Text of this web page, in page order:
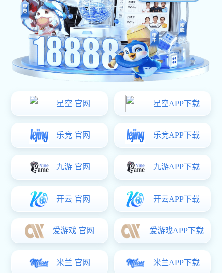
公司简介
螺柱,PEM压铆螺
母等,被广泛用于医疗设备,铁路,汽车,船舶,通讯设备
等,已得到国内,外客户的认可.
五金类制品的公司，厂房地处中国珠三角，毗邻深圳，广州，坐落于
广东省东莞市大朗镇，交通便利，环境优美。公司主要产品有各种材
质的国标（GB)、美制标准（SNSI）、德制标准（DIN）和非标多个
种类的螺母产品。被广泛用于医疗设备、铁路、汽车、船舶、通讯设
备、建筑工程等，已得到国内、外客户的认可。
我司引进了台湾先进设备和技术工艺，有一支先进技术与丰
富制造经验的专业队伍，产品质量上乘，性能优越，供货及时，适合
规格及性能的产品。
公司自涉足标准件行业以来，以优良的服务，高质量低价位
的商品深受广大客商的青睐。为保证每一颗自主品牌螺丝的品质，公
司按照“质量求生存、管理求效益、和谐发展”的经营理念，以及装备